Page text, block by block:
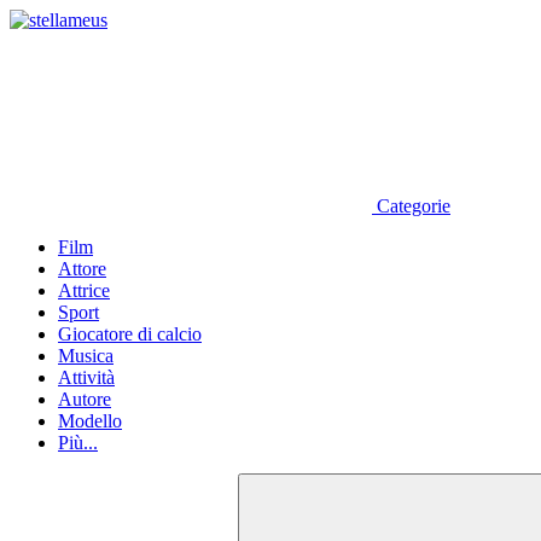
Categorie
Film
Attore
Attrice
Sport
Giocatore di calcio
Musica
Attività
Autore
Modello
Più...